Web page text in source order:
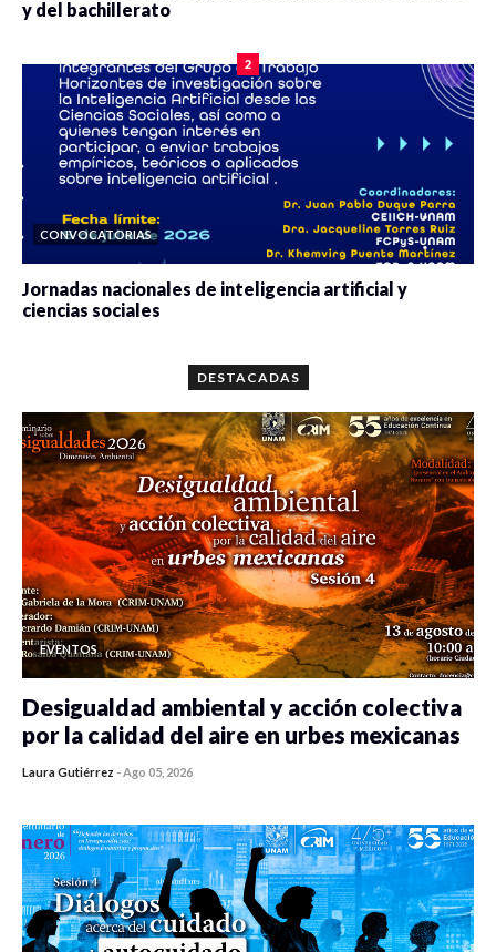
y del bachillerato
2
CONVOCATORIAS
Jornadas nacionales de inteligencia artificial y
ciencias sociales
DESTACADAS
EVENTOS
Desigualdad ambiental y acción colectiva
por la calidad del aire en urbes mexicanas
Laura Gutiérrez -Ago 05, 2026